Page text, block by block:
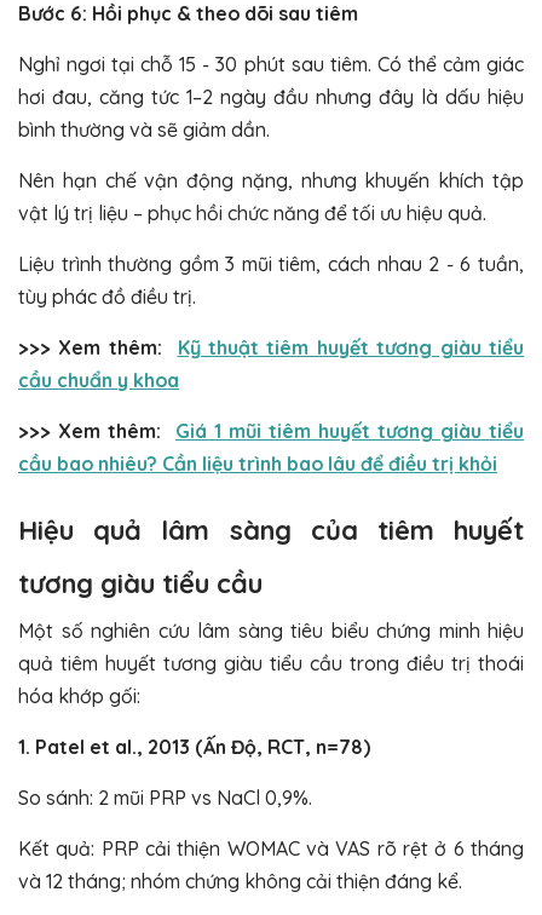
Bước 6: Hồi phục & theo dõi sau tiêm
Nghỉ ngơi tại chỗ 15 - 30 phút sau tiêm. Có thể cảm giác
hơi đau, căng tức 1–2 ngày đầu nhưng đây là dấu hiệu
bình thường và sẽ giảm dần.
Nên hạn chế vận động nặng, nhưng khuyến khích tập
vật lý trị liệu – phục hồi chức năng để tối ưu hiệu quả.
Liệu trình thường gồm 3 mũi tiêm, cách nhau 2 - 6 tuần,
tùy phác đồ điều trị.
>>> Xem thêm:
Kỹ thuật tiêm huyết tương giàu tiểu
cầu chuẩn y khoa
>>> Xem thêm:
Giá 1 mũi tiêm huyết tương giàu tiểu
cầu bao nhiêu? Cần liệu trình bao lâu để điều trị khỏi
Hiệu quả lâm sàng của tiêm huyết
tương giàu tiểu cầu
Một số nghiên cứu lâm sàng tiêu biểu chứng minh hiệu
quả tiêm huyết tương giàu tiểu cầu trong điều trị thoái
hóa khớp gối:
1. Patel et al., 2013 (Ấn Độ, RCT, n=78)
So sánh: 2 mũi PRP vs NaCl 0,9%.
Kết quả: PRP cải thiện WOMAC và VAS rõ rệt ở 6 tháng
và 12 tháng; nhóm chứng không cải thiện đáng kể.